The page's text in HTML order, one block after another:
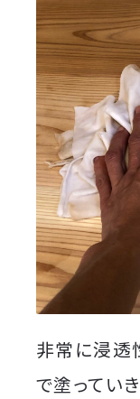
非常に浸透
で塗ってい